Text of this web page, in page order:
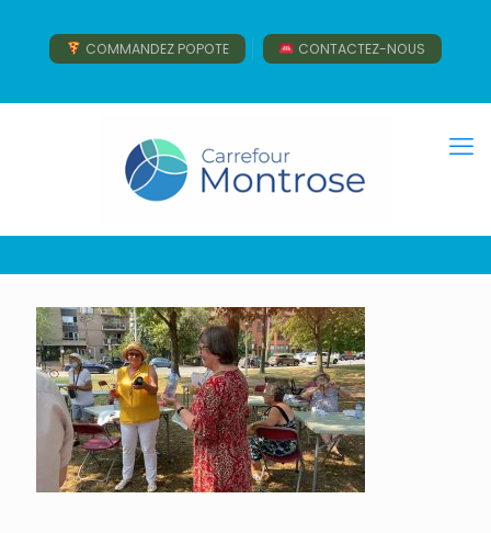
COMMANDEZ POPOTE CONTACTEZ-NOUS